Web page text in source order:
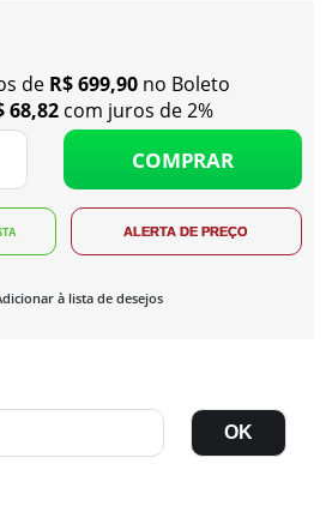
de R$ 699,90 no Boleto
68,82 com juros de 2%
COMPRAR
à lista de desejos